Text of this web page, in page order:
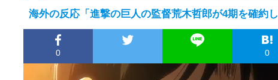
『
【
舌
海外の反応「進撃の巨人の監督荒木哲郎が4期を確約し
0 0